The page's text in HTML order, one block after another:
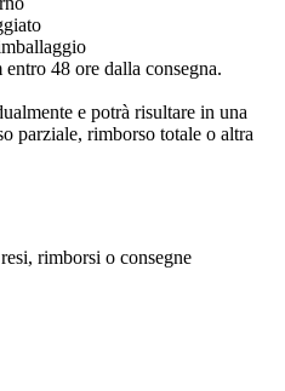
48 ore dalla consegna.
e potrà risultare in una
parziale, rimborso totale o altra
rimborsi o consegne